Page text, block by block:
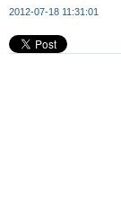
2012-07-18 11:31:01